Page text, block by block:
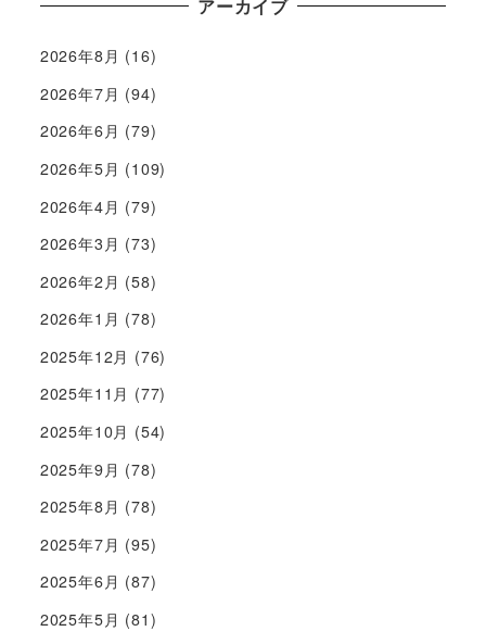
アーカイブ
2026年8月 (16)
2026年7月 (94)
2026年6月 (79)
2026年5月 (109)
2026年4月 (79)
2026年3月 (73)
2026年2月 (58)
2026年1月 (78)
2025年12月 (76)
2025年11月 (77)
2025年10月 (54)
2025年9月 (78)
2025年8月 (78)
2025年7月 (95)
2025年6月 (87)
2025年5月 (81)